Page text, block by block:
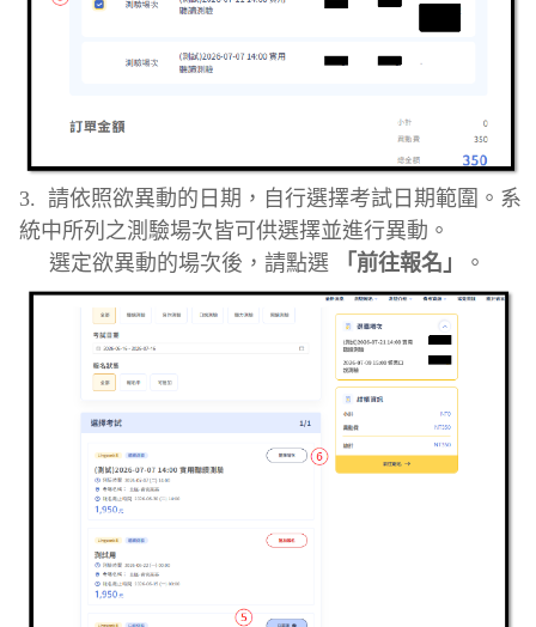
3. 請依照欲異動的日期，自行選擇考試日期範圍。系
統中所列之測驗場次皆可供選擇並進行異動。
選定欲異動的場次後，請點選
「前往報名」 。